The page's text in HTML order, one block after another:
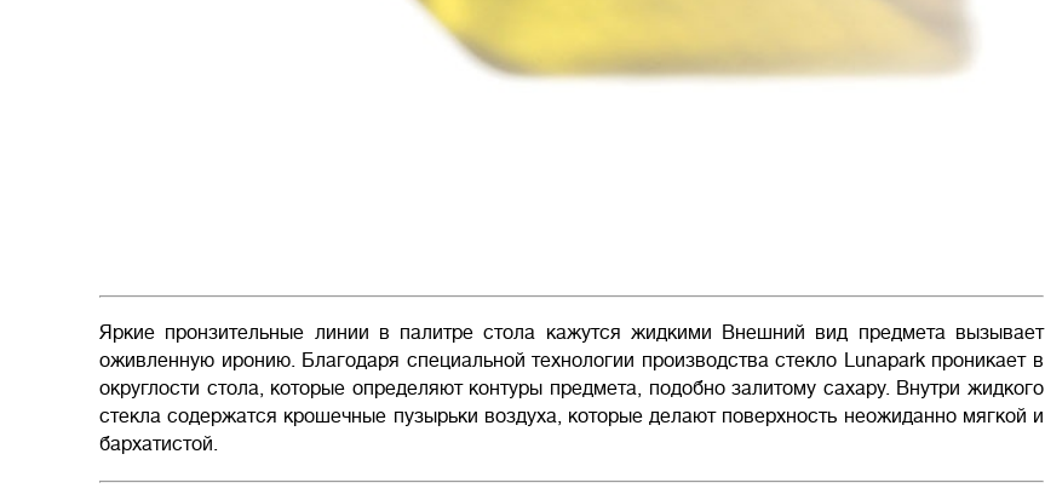
Яркие пронзительные линии в палитре стола кажутся жидкими Внешний вид предмета вызывает
оживленную иронию. Благодаря специальной технологии производства стекло Lunapark проникает в
округлости стола, которые определяют контуры предмета, подобно залитому сахару. Внутри жидкого
стекла содержатся крошечные пузырьки воздуха, которые делают поверхность неожиданно мягкой и
бархатистой.